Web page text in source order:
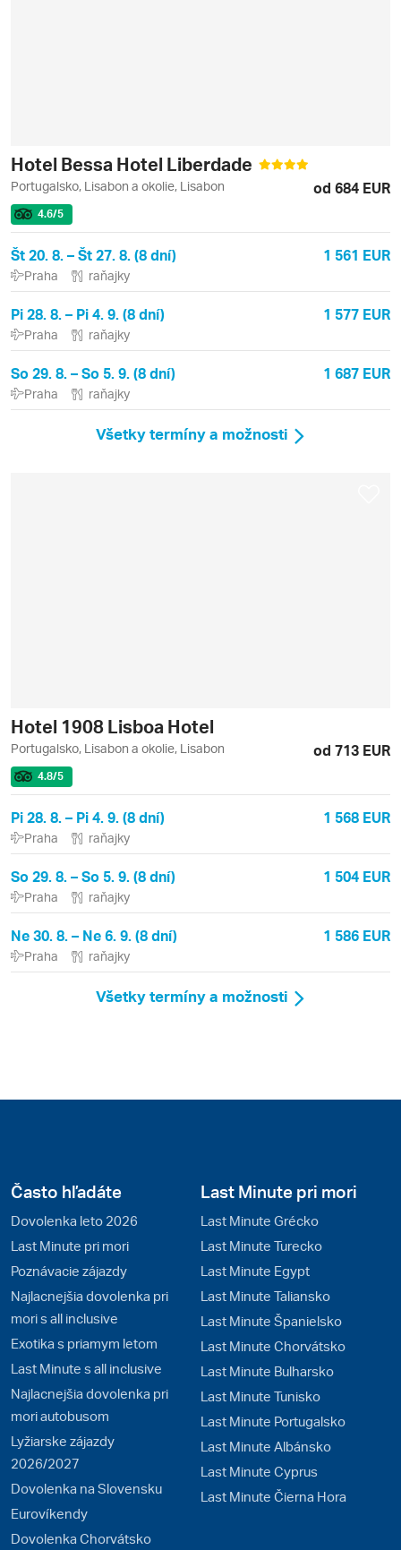
Hotel Bessa Hotel Liberdade
Portugalsko, Lisabon a okolie, Lisabon od 684 EUR
4.6/5
Št 20. 8. – Št 27. 8. (8 dní) 1 561 EUR
Praha raňajky
Pi 28. 8. – Pi 4. 9. (8 dní) 1 577 EUR
Praha raňajky
So 29. 8. – So 5. 9. (8 dní) 1 687 EUR
Praha raňajky
Všetky termíny a možnosti
Hotel 1908 Lisboa Hotel
Portugalsko, Lisabon a okolie, Lisabon od 713 EUR
4.8/5
Pi 28. 8. – Pi 4. 9. (8 dní) 1 568 EUR
Praha raňajky
So 29. 8. – So 5. 9. (8 dní) 1 504 EUR
Praha raňajky
Ne 30. 8. – Ne 6. 9. (8 dní) 1 586 EUR
Praha raňajky
Všetky termíny a možnosti
Často hľadáte
Dovolenka leto 2026
Last Minute pri mori
Poznávacie zájazdy
Najlacnejšia dovolenka pri
mori s all inclusive
Exotika s priamym letom
Last Minute s all inclusive
Najlacnejšia dovolenka pri
mori autobusom
Lyžiarske zájazdy
2026/2027
Dovolenka na Slovensku
Eurovíkendy
Dovolenka Chorvátsko
Last Minute pri mori
Last Minute Grécko
Last Minute Turecko
Last Minute Egypt
Last Minute Taliansko
Last Minute Španielsko
Last Minute Chorvátsko
Last Minute Bulharsko
Last Minute Tunisko
Last Minute Portugalsko
Last Minute Albánsko
Last Minute Cyprus
Last Minute Čierna Hora